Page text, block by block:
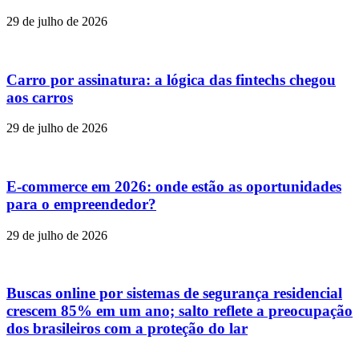
29 de julho de 2026
Carro por assinatura: a lógica das fintechs chegou
aos carros
29 de julho de 2026
E-commerce em 2026: onde estão as oportunidades
para o empreendedor?
29 de julho de 2026
Buscas online por sistemas de segurança residencial
crescem 85% em um ano; salto reflete a preocupação
dos brasileiros com a proteção do lar